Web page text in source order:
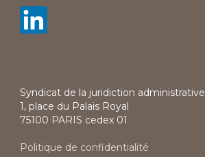
Syndicat de la juridiction administrative
1, place du Palais Royal
75100 PARIS cedex 01
Politique de confidentialité